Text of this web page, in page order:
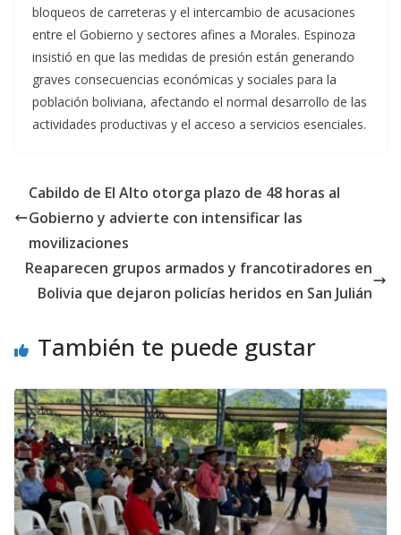
bloqueos de carreteras y el intercambio de acusaciones
entre el Gobierno y sectores afines a Morales. Espinoza
insistió en que las medidas de presión están generando
graves consecuencias económicas y sociales para la
población boliviana, afectando el normal desarrollo de las
actividades productivas y el acceso a servicios esenciales.
Cabildo de El Alto otorga plazo de 48 horas al
Gobierno y advierte con intensificar las
movilizaciones
Reaparecen grupos armados y francotiradores en
Bolivia que dejaron policías heridos en San Julián
También te puede gustar